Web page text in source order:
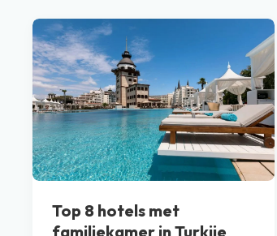
Top 8 hotels met
familiekamer in Turkije